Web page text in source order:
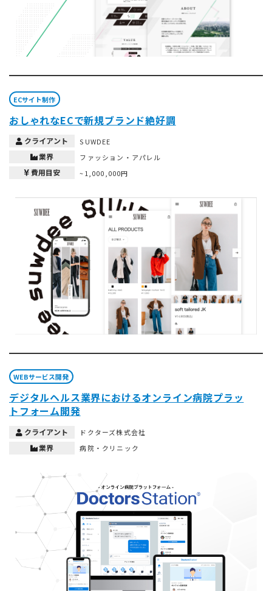
ECサイト制作
おしゃれなECで新規ブランド絶好調
クライアント SUWDEE
業界 ファッション・アパレル
費用目安 ~1,000,000円
WEBサービス開発
デジタルヘルス業界におけるオンライン病院プラッ
トフォーム開発
クライアント ドクターズ株式会社
業界 病院・クリニック